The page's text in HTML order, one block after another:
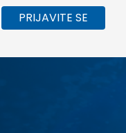
PRIJAVITE SE